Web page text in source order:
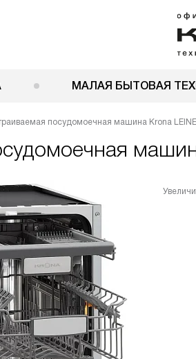
МАЛАЯ БЫТОВАЯ
посудомоечная машина Krona LEINE